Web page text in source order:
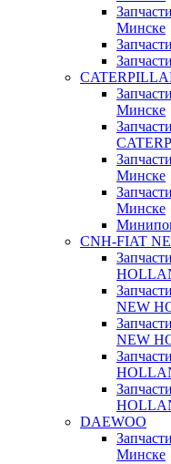
Минске
Минске
Минске
Минскe
CNH-FIAT
NEW
NEW
DAEWOO
Минске